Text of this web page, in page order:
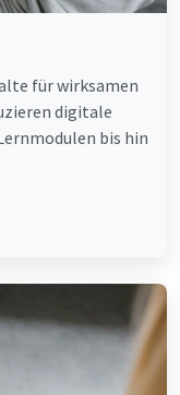
für wirksamen
digitale
bis hin